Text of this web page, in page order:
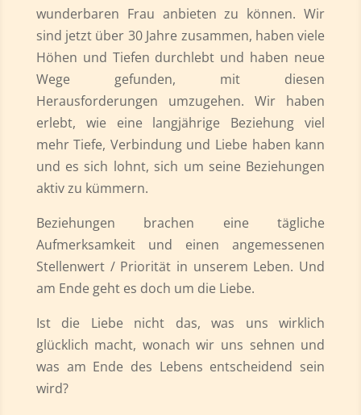
wunderbaren Frau anbieten zu können. Wir
sind jetzt über 30 Jahre zusammen, haben viele
Höhen und Tiefen durchlebt und haben neue
Wege gefunden, mit diesen
Herausforderungen umzugehen. Wir haben
erlebt, wie eine langjährige Beziehung viel
mehr Tiefe, Verbindung und Liebe haben kann
und es sich lohnt, sich um seine Beziehungen
aktiv zu kümmern.
Beziehungen brachen eine tägliche
Aufmerksamkeit und einen angemessenen
Stellenwert / Priorität in unserem Leben. Und
am Ende geht es doch um die Liebe.
Ist die Liebe nicht das, was uns wirklich
glücklich macht, wonach wir uns sehnen und
was am Ende des Lebens entscheidend sein
wird?